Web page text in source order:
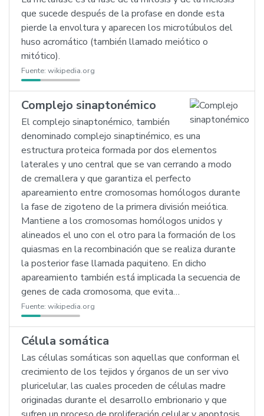
que sucede después de la profase en donde esta
pierde la envoltura y aparecen los microtúbulos del
huso acromático (también llamado meiótico o
mitótico).
Fuente: wikipedia.org
Complejo sinaptonémico
El complejo sinaptonémico, también
denominado complejo sinaptinémico, es una
estructura proteica formada por dos elementos
laterales y uno central que se van cerrando a modo
de cremallera y que garantiza el perfecto
apareamiento entre cromosomas homólogos durante
la fase de zigoteno de la primera división meiótica.
Mantiene a los cromosomas homólogos unidos y
alineados el uno con el otro para la formación de los
quiasmas en la recombinación que se realiza durante
la posterior fase llamada paquiteno. En dicho
apareamiento también está implicada la secuencia de
genes de cada cromosoma, que evita…
Fuente: wikipedia.org
Célula somática
Las células somáticas son aquellas que conforman el
crecimiento de los tejidos y órganos de un ser vivo
pluricelular, las cuales proceden de células madre
originadas durante el desarrollo embrionario y que